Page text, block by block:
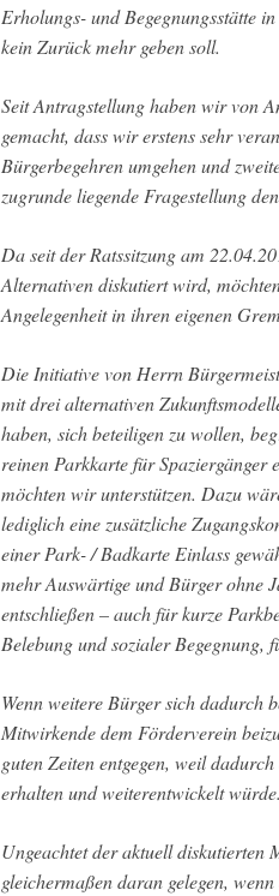
Erholungs- und Begegnungsstätte
kein Zurück mehr geben soll.
Seit Antragstellung haben wir von
gemacht, dass wir erstens sehr
Bürgerbegehren umgehen und
zugrunde liegende Fragestellung
Da seit der Ratssitzung am
Alternativen diskutiert wird,
Angelegenheit in ihren eigenen
Die Initiative von Herrn
mit drei alternativen
haben, sich beteiligen zu wollen,
reinen Parkkarte für Spaziergänger
möchten wir unterstützen. Dazu
lediglich eine zusätzliche
einer Park- / Badkarte Einlass
mehr Auswärtige und Bürger ohne
entschließen – auch für kurze
Belebung und sozialer Begegnung,
Wenn weitere Bürger sich dadurch
Mitwirkende dem Förderverein
guten Zeiten entgegen, weil
erhalten und weiterentwickelt würde.
Ungeachtet der aktuell diskutierten
gleichermaßen daran gelegen,